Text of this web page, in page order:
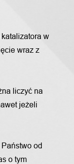
w
wraz z
liczyć na
jeżeli
od
o tym